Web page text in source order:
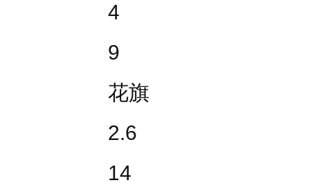
4
9
花旗
2.6
14